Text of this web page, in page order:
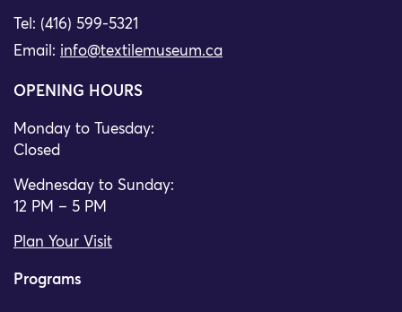
Tel: (416) 599-5321
Email: info@textilemuseum.ca
OPENING HOURS
Monday to Tuesday:
Closed
Wednesday to Sunday:
12 PM – 5 PM
Plan Your Visit
Programs